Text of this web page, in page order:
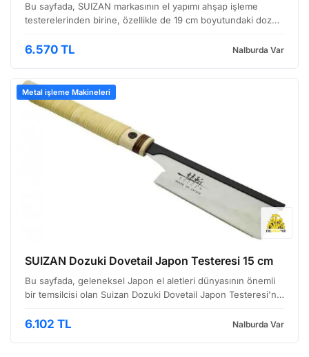
Bu sayfada, SUIZAN markasının el yapımı ahşap işleme
testerelerinden birine, özellikle de 19 cm boyutundaki dozuki
sıklıkla kullanılan bu testere, hassas ve detaylı…
6.570 TL Nalburda Var
Metal işleme Makineleri
SUIZAN Dozuki Dovetail Japon Testeresi 15 cm
Bu sayfada, geleneksel Japon el aletleri dünyasının önemli
bir temsilcisi olan Suizan Dozuki Dovetail Japon Testeresi'ni
projeler ve hassas kesimler için tasar…
6.102 TL Nalburda Var